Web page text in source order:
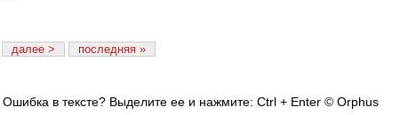
далее > последняя »
Ошибка в тексте? Выделите ее и нажмите: Ctrl + Enter © Orphus